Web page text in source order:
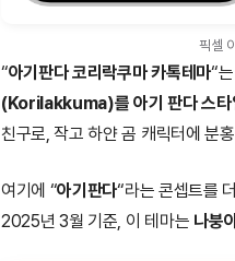
픽셀
“아기판다 코리락쿠마 카톡테마“
(Korilakkuma)를 아기 판다 스타
친구로, 작고 하얀 곰 캐릭터에 분
여기에 “아기판다“라는 콘셉트를
2025년 3월 기준, 이 테마는 나붕